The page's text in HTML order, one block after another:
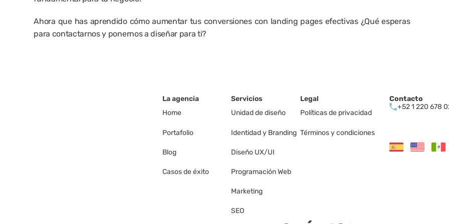
Ahora que has aprendido cómo aumentar tus conversiones con landing pages efectivas ¿Qué esperas
para contactarnos y ponernos a diseñar para ti?
La agencia
Home
Portafolio
Blog
Casos de éxito
Servicios
Unidad de diseño
Identidad y Branding
Diseño UX/UI
Programación Web
Marketing
SEO
Legal
Políticas de privacidad
Términos y condiciones
Contacto
+52 1 220 678